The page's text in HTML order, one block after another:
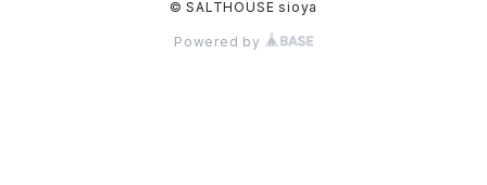
© SALTHOUSE sioya
Powered by